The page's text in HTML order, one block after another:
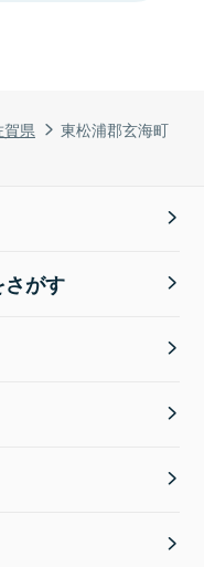
賀県 東松浦郡玄海町
がす